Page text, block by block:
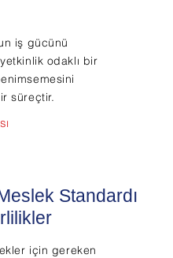
iş gücünü
odaklı bir
süreçtir.
Standardı
için gereken